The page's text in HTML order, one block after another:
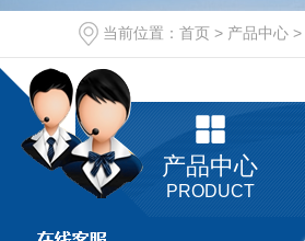
当前位置： 首页 > 产品中心 >
产品中心
PRODUCT